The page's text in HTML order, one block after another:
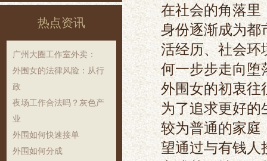
热点资讯
‌广州大圈工作室外卖‌：
外围女的法律风险：从行
政
夜场工作合法吗？灰色产
业
外围如何快速接单
外围如何分成
在社会的角落里
身份逐渐成为都
活经历、社会环
何一步步走向堕
外围女的初衷往
为了追求更好的
较为普通的家庭
望通过与有钱人